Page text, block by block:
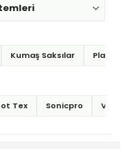
Kumaş Saksılar Plastik
Tex Sonicpro VDL